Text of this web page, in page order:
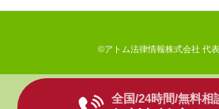
全国/24時間/無料相
©アトム法律情報株式会社 代